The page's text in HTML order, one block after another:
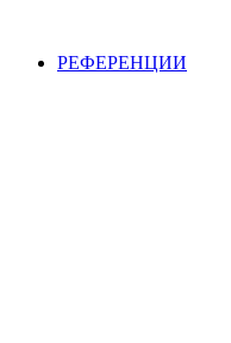
РЕФЕРЕНЦИИ